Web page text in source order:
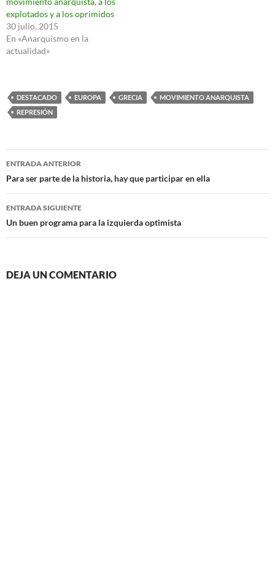
explotados y a los oprimidos
30 julio, 2015
En «Anarquismo en la
actualidad»
DESTACADO EUROPA GRECIA
MOVIMIENTO ANARQUISTA
REPRESIÓN
Navegación
de
entradas
ENTRADA ANTERIOR
Para ser parte de la historia, hay que participar en ella
ENTRADA SIGUIENTE
Un buen programa para la izquierda optimista
DEJA UN COMENTARIO